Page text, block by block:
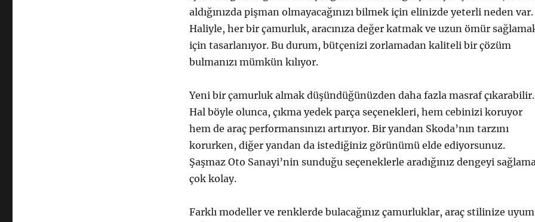
aldığınızda pişman olmayacağınızı bilmek için elinizde yeterli neden var.
Haliyle, her bir çamurluk, aracınıza değer katmak ve uzun ömür
için tasarlanıyor. Bu durum, bütçenizi zorlamadan kaliteli bir çözüm
bulmanızı mümkün kılıyor.
Yeni bir çamurluk almak düşündüğünüzden daha fazla masraf çıkarabilir.
Hal böyle olunca, çıkma yedek parça seçenekleri, hem cebinizi koruyor
hem de araç performansınızı artırıyor. Bir yandan Skoda’nın tarzını
korurken, diğer yandan da istediğiniz görünümü elde ediyorsunuz.
Şaşmaz Oto Sanayi’nin sunduğu seçeneklerle aradığınız dengeyi
çok kolay.
Farklı modeller ve renklerde bulacağınız çamurluklar, araç stilinize uyum